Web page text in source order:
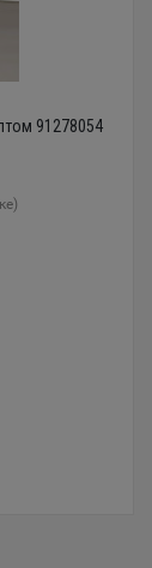
91278054